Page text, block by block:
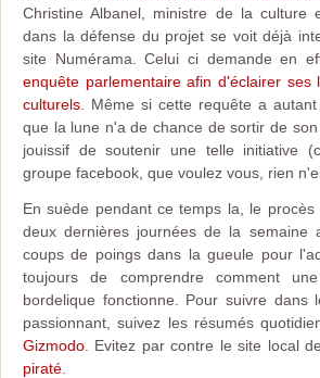
Christine Albanel, ministre de la culture
dans la défense du projet se voit déjà
site Numérama. Celui ci demande en
enquête parlementaire afin d'éclairer ses
culturels . Même si cette requête a
que la lune n'a de chance de sortir de
jouissif de soutenir une telle initiative
groupe facebook, que voulez vous, rien
En suède pendant ce temps la, le
deux dernières journées de la semaine
coups de poings dans la gueule pour
toujours de comprendre comment
bordelique fonctionne. Pour suivre dans
passionnant, suivez les résumés
Gizmodo . Evitez par contre le site local
piraté